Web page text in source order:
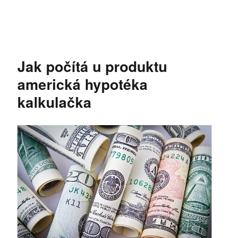
Jak počítá u produktu
americká hypotéka
kalkulačka